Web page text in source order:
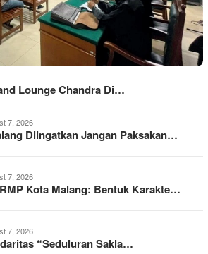
Lounge Chandra Di…
7, 2026
Diingatkan Jangan Paksakan…
7, 2026
Kota Malang: Bentuk Karakte…
7, 2026
“Seduluran Sakla…